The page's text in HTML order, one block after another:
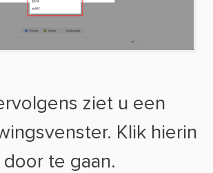
ziet u een
Klik hierin
door te gaan.